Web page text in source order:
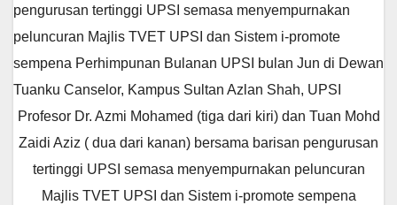
Profesor Dr. Azmi Mohamed (tiga dari kiri) dan Tuan Mohd
Zaidi Aziz ( dua dari kanan) bersama barisan pengurusan
tertinggi UPSI semasa menyempurnakan peluncuran
Majlis TVET UPSI dan Sistem i-promote sempena